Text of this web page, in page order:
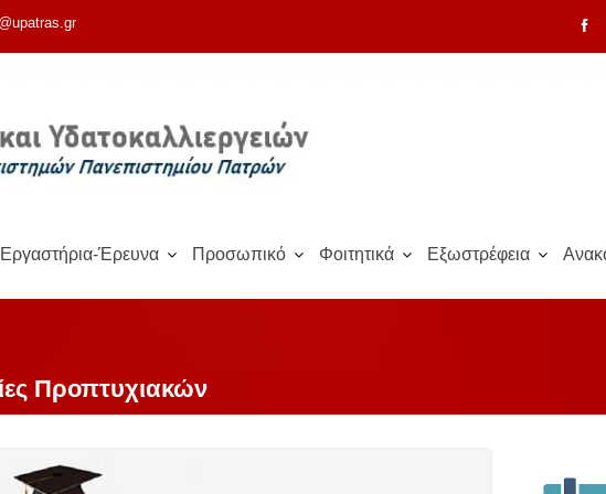
Εργαστήρια-Έρευνα Προσωπικό Φοιτητικά Εξωστρέφεια
Προπτυχιακών